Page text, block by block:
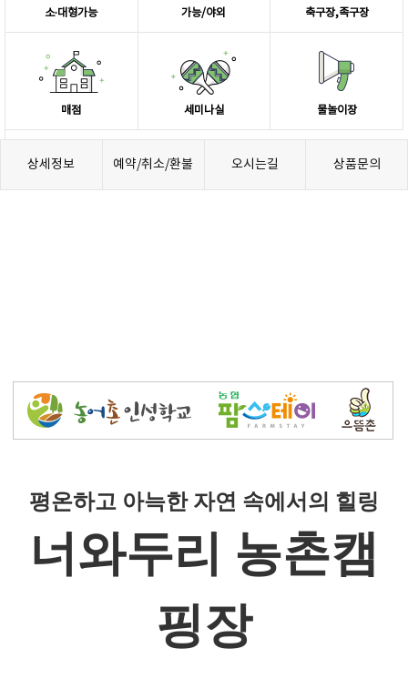
소∙대형가능 가능/야외 축구장,족구장
매점 세미나실 물놀이장
상세정보 예약/취소/환불 오시는길 상품문의
평온하고 아늑한 자연 속에서의 힐링
너와두리 농촌캠
핑장